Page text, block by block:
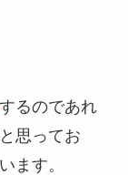
るのであれ
思ってお
ます。